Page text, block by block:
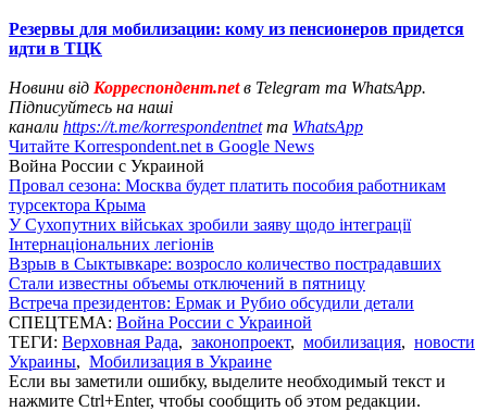
Резервы для мобилизации: кому из пенсионеров придется
идти в ТЦК
Новини від Корреспондент.netв Telegram та WhatsApp.
Підписуйтесь на наші
канали https://t.me/korrespondentnetта WhatsApp
Читайте Korrespondent.net в Google News
Война России с Украиной
Провал сезона: Москва будет платить пособия работникам
турсектора Крыма
У Сухопутних військах зробили заяву щодо інтеграції
Інтернаціональних легіонів
Взрыв в Сыктывкаре: возросло количество пострадавших
Стали известны объемы отключений в пятницу
Встреча президентов: Ермак и Рубио обсудили детали
СПЕЦТЕМА: Война России с Украиной
ТЕГИ: Верховная Рада, законопроект, мобилизация, новости
Украины, Мобилизация в Украине
Если вы заметили ошибку, выделите необходимый текст и
нажмите Ctrl+Enter, чтобы сообщить об этом редакции.